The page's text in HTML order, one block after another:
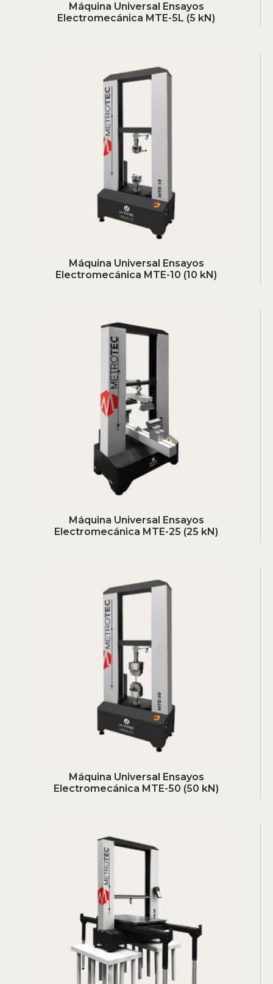
Máquina Universal Ensayos
Electromecánica MTE-5L (5 kN)
Máquina Universal Ensayos
Electromecánica MTE-10 (10 kN)
Máquina Universal Ensayos
Electromecánica MTE-25 (25 kN)
Máquina Universal Ensayos
Electromecánica MTE-50 (50 kN)